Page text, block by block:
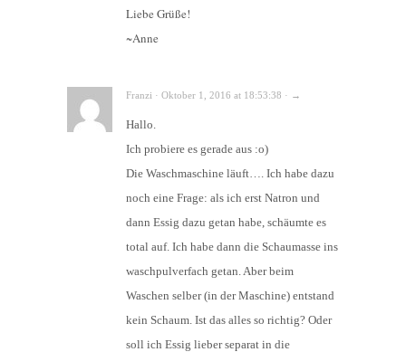
Liebe Grüße!
~Anne
Franzi · Oktober 1, 2016 at 18:53:38 · →
Hallo.
Ich probiere es gerade aus :o)
Die Waschmaschine läuft…. Ich habe dazu
noch eine Frage: als ich erst Natron und
dann Essig dazu getan habe, schäumte es
total auf. Ich habe dann die Schaumasse ins
waschpulverfach getan. Aber beim
Waschen selber (in der Maschine) entstand
kein Schaum. Ist das alles so richtig? Oder
soll ich Essig lieber separat in die